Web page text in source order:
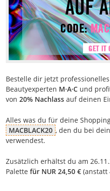
Bestelle dir jetzt
Beautyexperten M·A·C und
von 20% Nachlass auf deinen
Alles was du für deine
MACBLACK20 , den du bei
verwendest.
Zusätzlich erhältst du am
Palette für NUR 24,50 € (anstatt